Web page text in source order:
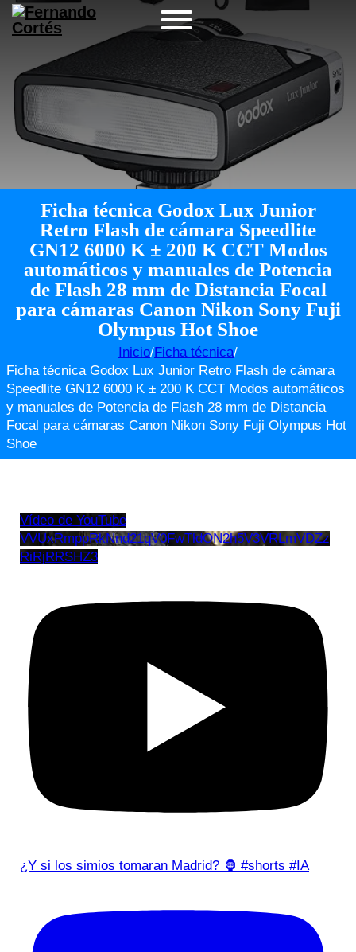
Ficha técnica Godox Lux Junior
Retro Flash de cámara Speedlite
GN12 6000 K ± 200 K CCT Modos
automáticos y manuales de Potencia
de Flash 28 mm de Distancia Focal
para cámaras Canon Nikon Sony Fuji
Olympus Hot Shoe
Inicio/Ficha técnica/
Ficha técnica Godox Lux Junior Retro Flash de cámara
Speedlite GN12 6000 K ± 200 K CCT Modos automáticos
y manuales de Potencia de Flash 28 mm de Distancia
Focal para cámaras Canon Nikon Sony Fuji Olympus Hot
Shoe
Vídeo de YouTube
VVUxRmppRkNnd21qV0FwTldON2h5V3VRLmVDZz
RiRjRRSHZ3
¿Y si los simios tomaran Madrid? 🦍 #shorts #IA